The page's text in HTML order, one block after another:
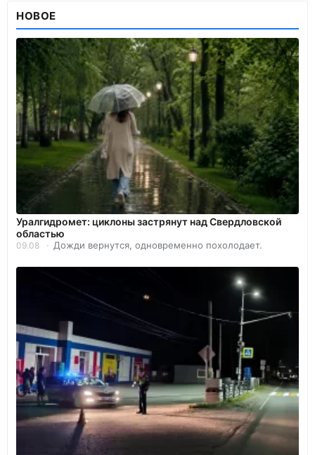
НОВОЕ
Уралгидромет: циклоны застрянут над Свердловской
областью
09.08 Дожди вернутся, одновременно похолодает.